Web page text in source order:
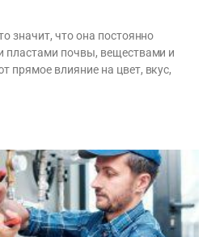
значит, что она постоянно
пластами почвы, веществами и
прямое влияние на цвет, вкус,